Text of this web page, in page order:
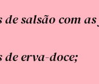
de salsão com
de erva-doce;